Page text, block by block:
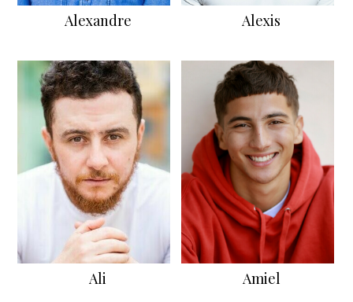
Alexandre Alexis
Ali Amiel